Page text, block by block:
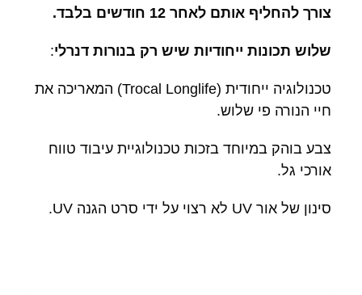
צורך להחליף אותם לאחר 12 חודשים בלבד.
שלוש תכונות ייחודיות שיש רק בנורות דנרלי:
טכנולוגיה ייחודית (Trocal Longlife) המאריכה את
חיי הנורה פי שלוש.
צבע בוהק במיוחד בזכות טכנולוגיית עיבוד טווח
אורכי גל.
סינון של אור UV לא רצוי על ידי סרט הגנה UV.